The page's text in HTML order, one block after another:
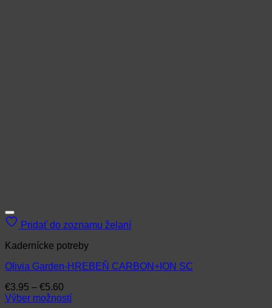
Pridať do zoznamu želaní
Kadernícke potreby
Olivia Garden-HREBEŇ CARBON+ION SC
€3.95 – €5.60
range:
Výber možností